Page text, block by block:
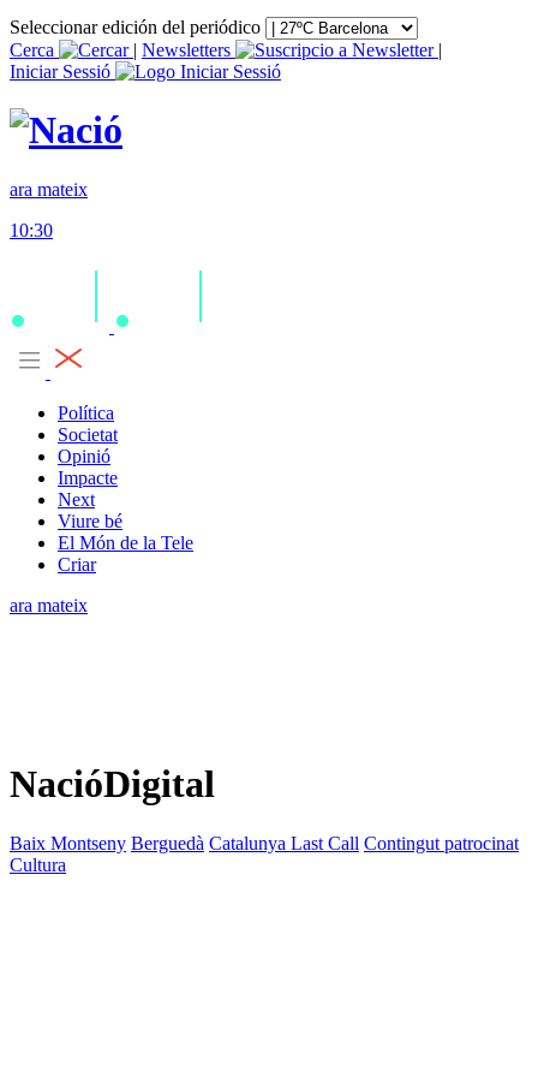
Seleccionar edición del periódico
Cerca
| Newsletters
|
Iniciar Sessió
ara mateix
10:30
Política
Societat
Opinió
Impacte
Next
Viure bé
El Món de la Tele
Criar
ara mateix
NacióDigital
Baix Montseny Berguedà Catalunya Last Call Contingut patrocinat
Cultura